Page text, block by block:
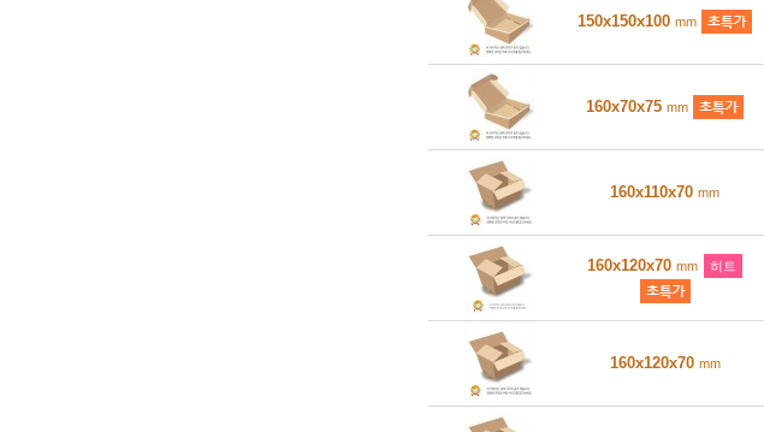
150x150x100 mm
160x70x75 mm
160x110x70 mm
160x120x70 mm 히트
160x120x70 mm